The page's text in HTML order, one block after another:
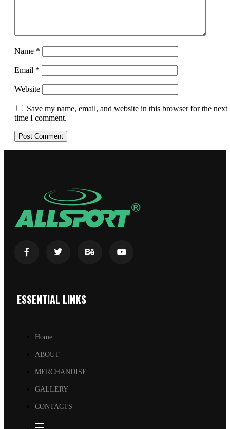
Name *
Email *
Website
Save my name, email, and website in this browser for the next
time I comment.
ESSENTIAL LINKS
Home
ABOUT
MERCHANDISE
GALLERY
CONTACTS